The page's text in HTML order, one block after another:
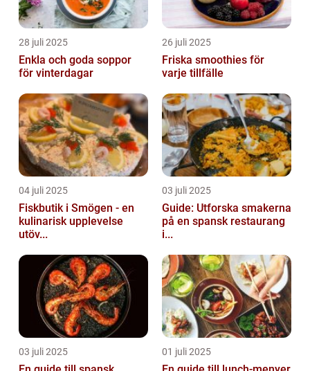
28 juli 2025
Enkla och goda soppor
för vinterdagar
26 juli 2025
Friska smoothies för
varje tillfälle
04 juli 2025
Fiskbutik i Smögen - en
kulinarisk upplevelse
utöv...
03 juli 2025
Guide: Utforska smakerna
på en spansk restaurang
i...
03 juli 2025 01 juli 2025